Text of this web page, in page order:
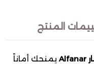
المنتج
يمنحك أماناً